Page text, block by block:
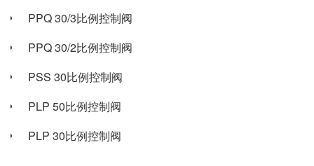
PPQ 30/3比例控制阀
PPQ 30/2比例控制阀
PSS 30比例控制阀
PLP 50比例控制阀
PLP 30比例控制阀